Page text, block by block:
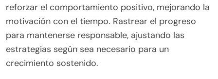
reforzar el comportamiento positivo, mejorando la
motivación con el tiempo. Rastrear el progreso
para mantenerse responsable, ajustando las
estrategias según sea necesario para un
crecimiento sostenido.